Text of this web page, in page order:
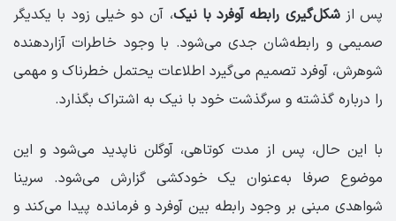
پس ازشکل‌گیری رابطه آوفرد با نیک، آن دو خیلی زود با یکدیگر
صمیمی و رابطه‌شان جدی می‌شود. با وجود خاطرات آزاردهنده
شوهرش، آوفرد تصمیم می‌گیرد اطلاعات یحتمل خطرناک و مهمی
را درباره گذشته و سرگذشت خود با نیک به اشتراک بگذارد.
با این حال، پس از مدت کوتاهی، آوگلن ناپدید می‌شود و این
موضوع صرفا به‌عنوان یک خودکشی گزارش می‌شود. سرینا
شواهدی مبنی بر وجود رابطه بین آوفرد و فرمانده پیدا می‌کند و